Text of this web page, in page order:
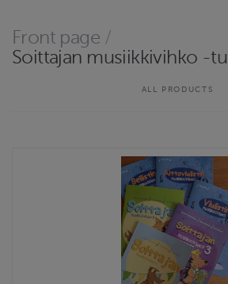
Front page /
Soittajan musiikkivihko -
ALL PRODUCTS